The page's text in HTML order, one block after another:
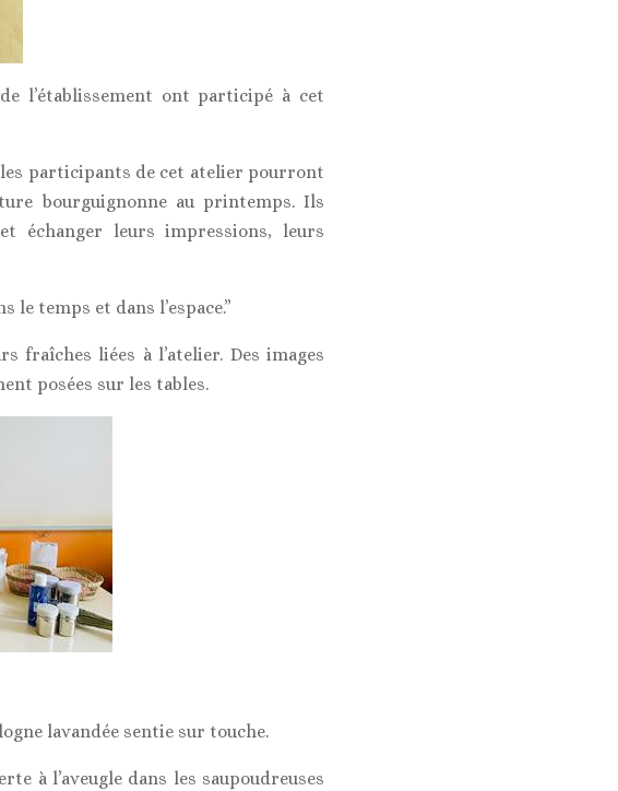
l’établissement ont participé à cet
les participants de cet atelier pourront
bourguignonne au printemps. Ils
échanger leurs impressions, leurs
temps et dans l’espace.”
fraîches liées à l’atelier. Des images
posées sur les tables.
lavandée sentie sur touche.
à l’aveugle dans les saupoudreuses